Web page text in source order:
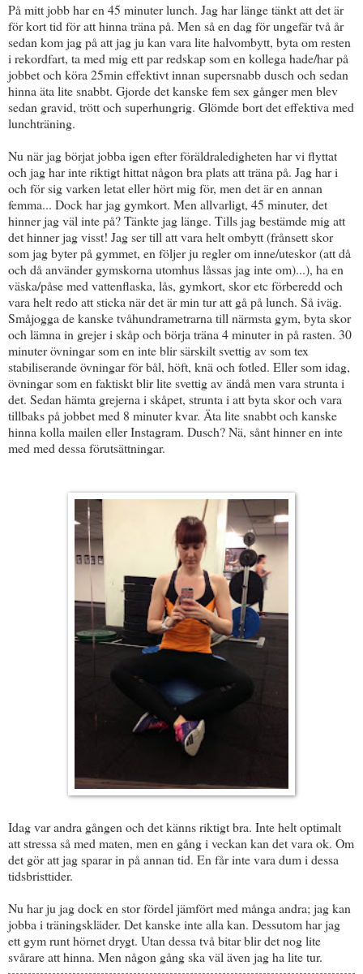
På mitt jobb har en 45 minuter lunch. Jag har länge tänkt att det är
för kort tid för att hinna träna på. Men så en dag för ungefär två år
sedan kom jag på att jag ju kan vara lite halvombytt, byta om resten
i rekordfart, ta med mig ett par redskap som en kollega hade/har på
jobbet och köra 25min effektivt innan supersnabb dusch och sedan
hinna äta lite snabbt. Gjorde det kanske fem sex gånger men blev
sedan gravid, trött och superhungrig. Glömde bort det effektiva med
lunchträning.
Nu när jag börjat jobba igen efter föräldraledigheten har vi flyttat
och jag har inte riktigt hittat någon bra plats att träna på. Jag har i
och för sig varken letat eller hört mig för, men det är en annan
femma... Dock har jag gymkort. Men allvarligt, 45 minuter, det
hinner jag väl inte på? Tänkte jag länge. Tills jag bestämde mig att
det hinner jag visst! Jag ser till att vara helt ombytt (frånsett skor
som jag byter på gymmet, en följer ju regler om inne/uteskor (att då
och då använder gymskorna utomhus låssas jag inte om)...), ha en
väska/påse med vattenflaska, lås, gymkort, skor etc förberedd och
vara helt redo att sticka när det är min tur att gå på lunch. Så iväg.
Småjogga de kanske tvåhundrametrarna till närmsta gym, byta skor
och lämna in grejer i skåp och börja träna 4 minuter in på rasten. 30
minuter övningar som en inte blir särskilt svettig av som tex
stabiliserande övningar för bål, höft, knä och fotled. Eller som idag,
övningar som en faktiskt blir lite svettig av ändå men vara strunta i
det. Sedan hämta grejerna i skåpet, strunta i att byta skor och vara
tillbaks på jobbet med 8 minuter kvar. Äta lite snabbt och kanske
hinna kolla mailen eller Instagram. Dusch? Nä, sånt hinner en inte
med med dessa förutsättningar.
Idag var andra gången och det känns riktigt bra. Inte helt optimalt
att stressa så med maten, men en gång i veckan kan det vara ok. Om
det gör att jag sparar in på annan tid. En får inte vara dum i dessa
tidsbristtider.
Nu har ju jag dock en stor fördel jämfört med många andra; jag kan
jobba i träningskläder. Det kanske inte alla kan. Dessutom har jag
ett gym runt hörnet drygt. Utan dessa två bitar blir det nog lite
svårare att hinna. Men någon gång ska väl även jag ha lite tur.